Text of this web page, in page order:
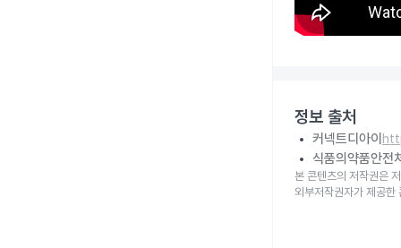
정보 출처
커넥트디아이
식품의약품안전
본 콘텐츠의 저작권은
외부저작권자가 제공한